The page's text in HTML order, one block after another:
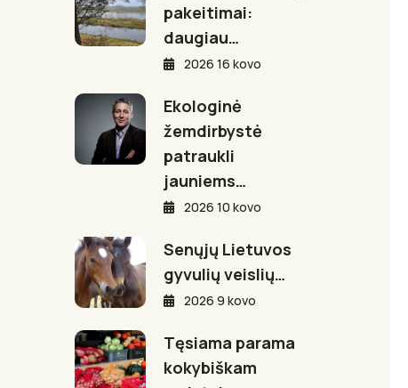
pakeitimai:
daugiau…
2026 16 kovo
Ekologinė
žemdirbystė
patraukli
jauniems…
2026 10 kovo
Senųjų Lietuvos
gyvulių veislių…
2026 9 kovo
Tęsiama parama
kokybiškam